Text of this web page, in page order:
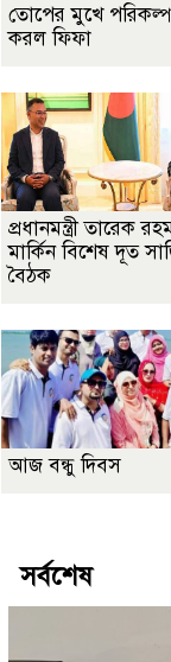
তোপের মুখে
করল ফিফা
প্রধানমন্ত্রী তারেক
মার্কিন বিশেষ দূত
বৈঠক
আজ বন্ধু দিবস
সর্বশেষ